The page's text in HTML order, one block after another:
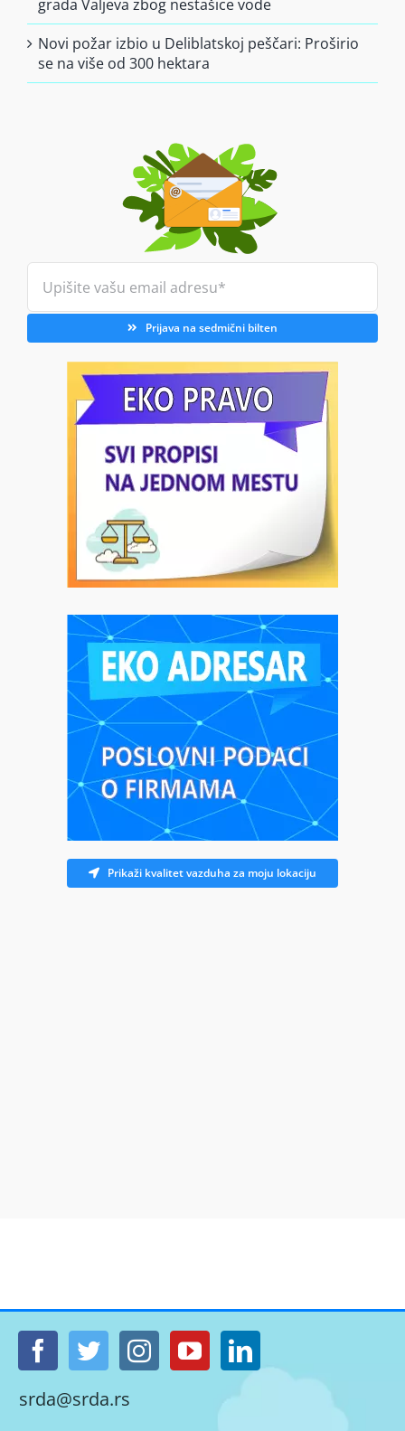
grada Valjeva zbog nestašice vode
Novi požar izbio u Deliblatskoj peščari: Proširio
se na više od 300 hektara
Prijava na sedmični bilten
Prikaži kvalitet vazduha za moju lokaciju
srda@srda.rs